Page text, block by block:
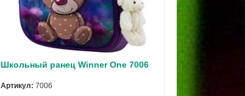
Школьный ранец Winner One 7006
Артикул: 7006